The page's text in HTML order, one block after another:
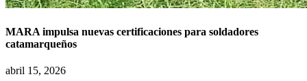
MARA impulsa nuevas certificaciones para soldadores
catamarqueños
abril 15, 2026